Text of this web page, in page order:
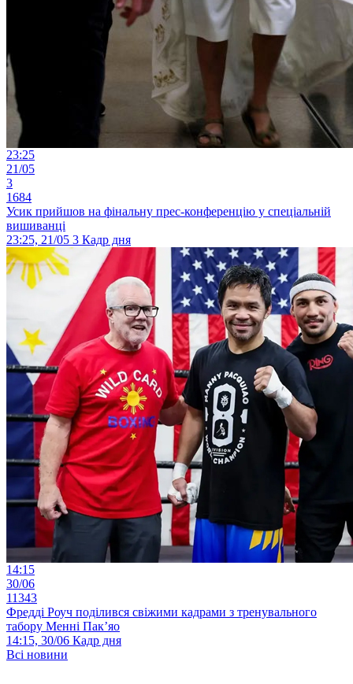
23:25
21/05
3
1684
Усик прийшов на фінальну прес-конференцію у спеціальній
вишиванці
23:25, 21/05 3 Кадр дня
14:15
30/06
11343
Фредді Роуч поділився свіжими кадрами з тренувального
табору Менні Пак’яо
14:15, 30/06 Кадр дня
Всі новини